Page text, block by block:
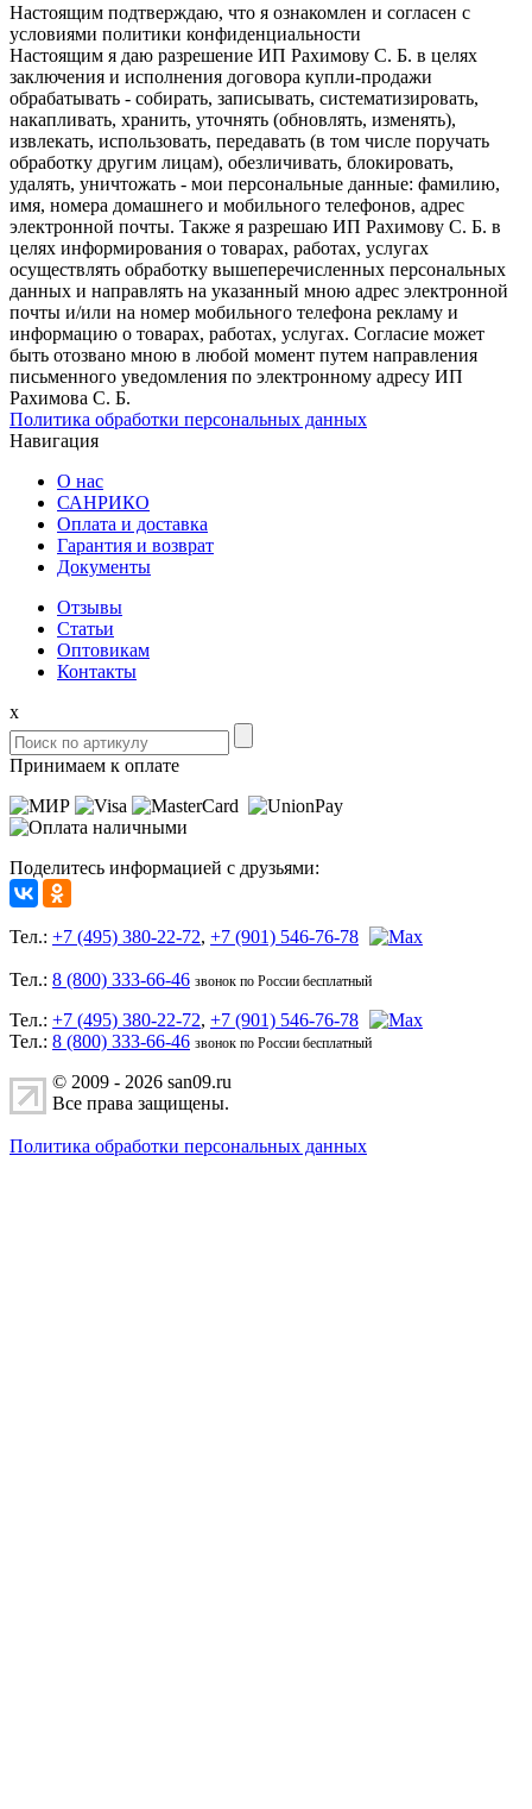
Настоящим подтверждаю, что я ознакомлен и согласен с
условиями политики конфиденциальности
Настоящим я даю разрешение ИП Рахимову С. Б. в целях
заключения и исполнения договора купли-продажи
обрабатывать - собирать, записывать, систематизировать,
накапливать, хранить, уточнять (обновлять, изменять),
извлекать, использовать, передавать (в том числе поручать
обработку другим лицам), обезличивать, блокировать,
удалять, уничтожать - мои персональные данные: фамилию,
имя, номера домашнего и мобильного телефонов, адрес
электронной почты. Также я разрешаю ИП Рахимову С. Б. в
целях информирования о товарах, работах, услугах
осуществлять обработку вышеперечисленных персональных
данных и направлять на указанный мною адрес электронной
почты и/или на номер мобильного телефона рекламу и
информацию о товарах, работах, услугах. Согласие может
быть отозвано мною в любой момент путем направления
письменного уведомления по электронному адресу ИП
Рахимова С. Б.
Политика обработки персональных данных
Навигация
О нас
САНРИКО
Оплата и доставка
Гарантия и возврат
Документы
Отзывы
Статьи
Оптовикам
Контакты
x
Принимаем к оплате
Поделитесь информацией с друзьями:
Тел.: +7 (495) 380-22-72, +7 (901) 546-76-78
Тел.: 8 (800) 333-66-46 звонок по России бесплатный
Тел.: +7 (495) 380-22-72, +7 (901) 546-76-78
Тел.: 8 (800) 333-66-46 звонок по России бесплатный
© 2009 - 2026 san09.ru
Все права защищены.
Политика обработки персональных данных